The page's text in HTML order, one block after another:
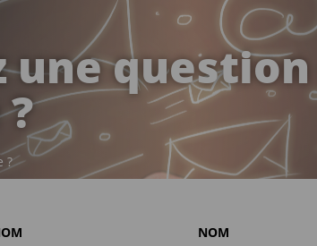
une
?
NOM